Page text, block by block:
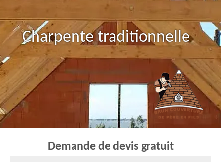
Charpente traditionnelle
Demande de devis gratuit